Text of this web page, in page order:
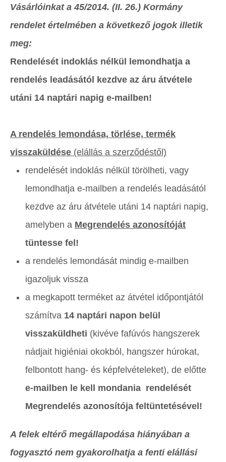
Vásárlóinkat a 45/2014. (II. 26.) Kormány
rendelet értelmében a következő jogok illetik
meg:
Rendelését indoklás nélkül lemondhatja a
rendelés leadásától kezdve az áru átvétele
utáni 14 naptári napig e-mailben!
A rendelés lemondása, törlése, termék
visszaküldése (elállás a szerződéstől)
rendelését indoklás nélkül törölheti, vagy
lemondhatja e-mailben a rendelés leadásától
kezdve az áru átvétele utáni 14 naptári napig,
amelyben a Megrendelés azonosítóját
tüntesse fel!
a rendelés lemondását mindig e-mailben
igazoljuk vissza
a megkapott terméket az átvétel időpontjától
számítva 14 naptári napon belül
visszaküldheti (kivéve fafúvós hangszerek
nádjait higiéniai okokból, hangszer húrokat,
felbontott hang- és képfelvételeket), de előtte
e-mailben le kell mondania rendelését
Megrendelés azonosítója feltüntetésével!
A felek eltérő megállapodása hiányában a
fogyasztó nem gyakorolhatja a fenti elállási